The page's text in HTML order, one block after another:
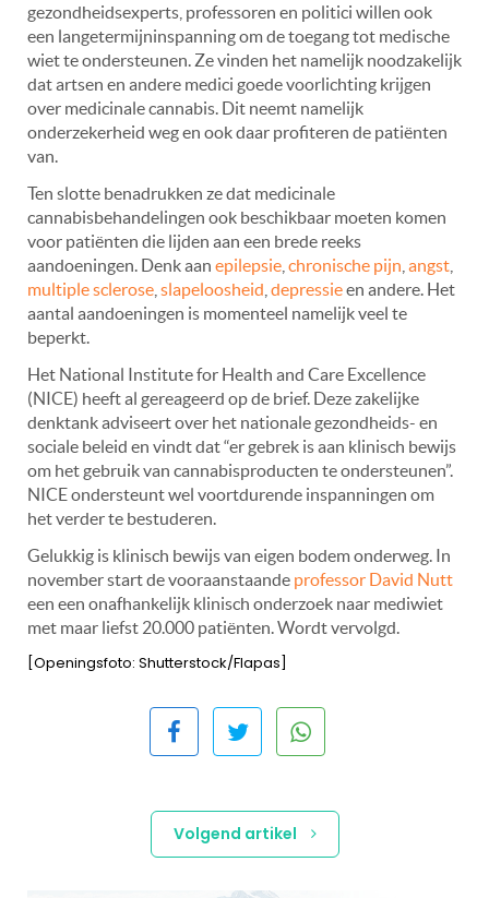
gezondheidsexperts, professoren en politici willen ook
een langetermijninspanning om de toegang tot medische
wiet te ondersteunen. Ze vinden het namelijk noodzakelijk
dat artsen en andere medici goede voorlichting krijgen
over medicinale cannabis. Dit neemt namelijk
onderzekerheid weg en ook daar profiteren de patiënten
van.
Ten slotte benadrukken ze dat medicinale
cannabisbehandelingen ook beschikbaar moeten komen
voor patiënten die lijden aan een brede reeks
aandoeningen. Denk aan epilepsie chronische pijn angst
multiple sclerose slapeloosheid depressieen andere. Het
aantal aandoeningen is momenteel namelijk veel te
beperkt.
Het National Institute for Health and Care Excellence
(NICE) heeft al gereageerd op de brief. Deze zakelijke
denktank adviseert over het nationale gezondheids- en
sociale beleid en vindt dat “er gebrek is aan klinisch bewijs
om het gebruik van cannabisproducten te ondersteunen”.
NICE ondersteunt wel voortdurende inspanningen om
het verder te bestuderen.
Gelukkig is klinisch bewijs van eigen bodem onderweg. In
november start de vooraanstaande professor David Nutt
een een onafhankelijk klinisch onderzoek naar mediwiet
met maar liefst 20.000 patiënten. Wordt vervolgd.
[Openingsfoto: Shutterstock/Flapas]
Volgend artikel